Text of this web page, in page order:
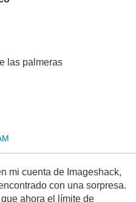
las palmeras
mi cuenta de Imageshack,
con una sorpresa.
ahora el límite de